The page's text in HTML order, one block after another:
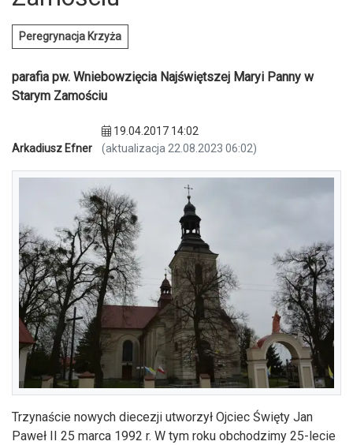
Peregrynacja Krzyża
parafia pw. Wniebowzięcia Najświętszej Maryi Panny w
Starym Zamościu
Arkadiusz Efner
19.04.2017 14:02
(aktualizacja 22.08.2023 06:02)
Trzynaście nowych diecezji utworzył Ojciec Święty Jan
Paweł II 25 marca 1992 r. W tym roku obchodzimy 25-lecie